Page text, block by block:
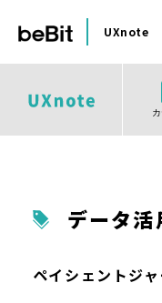
UXnote
データ活
ペイシェントジ